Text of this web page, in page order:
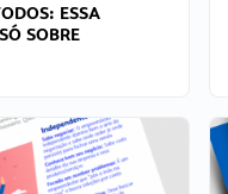
ESSA
SOBRE